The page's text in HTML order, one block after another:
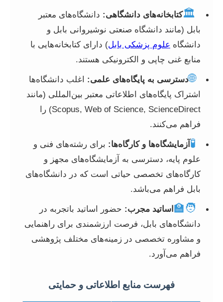
🏛️کتابخانه‌های دانشگاهی: دانشگاه‌های معتبر
بابل (مانند دانشگاه صنعتی نوشیروانی بابل و
دانشگاه علوم پزشکی بابل) دارای کتابخانه‌هایی با
منابع غنی چاپی و الکترونیکی هستند.
🌐دسترسی به پایگاه‌های علمی: اغلب دانشگاه‌ها
اشتراک پایگاه‌های اطلاعاتی معتبر بین‌المللی (مانند
Scopus, Web of Science, ScienceDirect) را
فراهم می‌کنند.
🧪 آزمایشگاه‌ها و کارگاه‌ها: برای رشته‌های فنی و
علوم پایه، دسترسی به آزمایشگاه‌های مجهز و
کارگاه‌های تخصصی حیاتی است که در دانشگاه‌های
بابل فراهم می‌باشد.
🧑‍🏫 اساتید مجرب: حضور اساتید باتجربه در
دانشگاه‌های بابل، فرصت ارزشمندی برای راهنمایی
و مشاوره تخصصی در زمینه‌های مختلف پژوهشی
فراهم می‌آورد.
فهرست منابع اطلاعاتی و حمایتی